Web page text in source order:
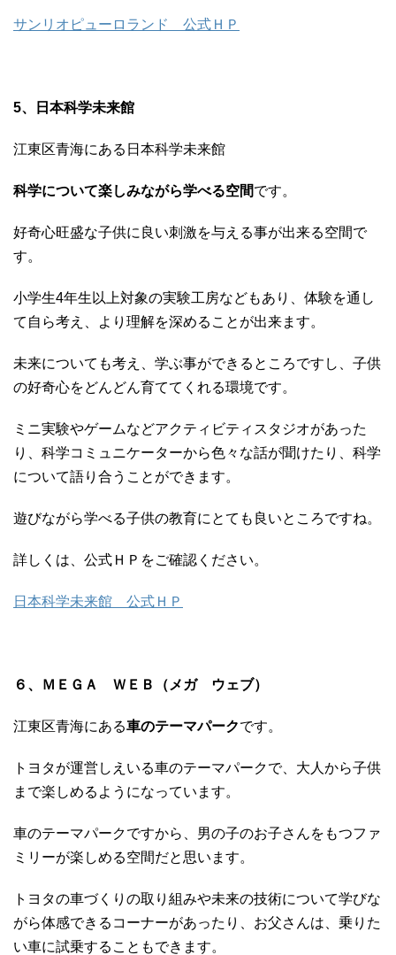
サンリオピューロランド 公式ＨＰ
5、日本科学未来館
江東区青海にある日本科学未来館
科学について楽しみながら学べる空間です。
好奇心旺盛な子供に良い刺激を与える事が出来る空間で
す。
小学生4年生以上対象の実験工房などもあり、体験を通し
て自ら考え、より理解を深めることが出来ます。
未来についても考え、学ぶ事ができるところですし、子供
の好奇心をどんどん育ててくれる環境です。
ミニ実験やゲームなどアクティビティスタジオがあった
り、科学コミュニケーターから色々な話が聞けたり、科学
について語り合うことができます。
遊びながら学べる子供の教育にとても良いところですね。
詳しくは、公式ＨＰをご確認ください。
日本科学未来館 公式ＨＰ
６、ＭＥＧＡ ＷＥＢ（メガ ウェブ）
江東区青海にある車のテーマパークです。
トヨタが運営しえいる車のテーマパークで、大人から子供
まで楽しめるようになっています。
車のテーマパークですから、男の子のお子さんをもつファ
ミリーが楽しめる空間だと思います。
トヨタの車づくりの取り組みや未来の技術について学びな
がら体感できるコーナーがあったり、お父さんは、乗りた
い車に試乗することもできます。